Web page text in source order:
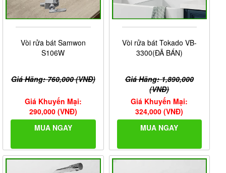
Vòi rửa bát Samwon
S106W
Giá Hãng: 760,000 (VNĐ)
Giá Khuyến Mại:
290,000 (VNĐ)
MUA NGAY
Vòi rửa bát Tokado VB-
3300(ĐÃ BÁN)
Giá Hãng: 1,890,000
(VNĐ)
Giá Khuyến Mại:
324,000 (VNĐ)
MUA NGAY